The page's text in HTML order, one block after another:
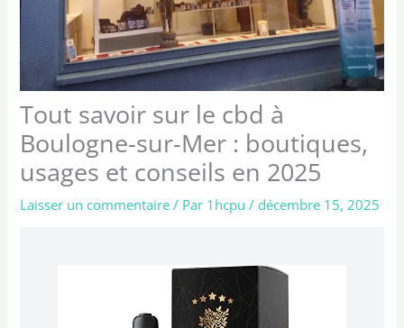
Tout savoir sur le cbd à
Boulogne-sur-Mer : boutiques,
usages et conseils en 2025
Laisser un commentaire / Par 1hcpu/ décembre 15, 2025